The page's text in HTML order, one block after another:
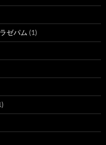
ゼパム (1)